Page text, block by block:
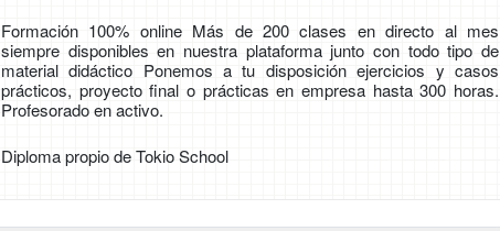
Formación 100% online Más de 200 clases en directo al mes
siempre disponibles en nuestra plataforma junto con todo tipo de
material didáctico Ponemos a tu disposición ejercicios y casos
prácticos, proyecto final o prácticas en empresa hasta 300 horas.
Profesorado en activo.
Diploma propio de Tokio School